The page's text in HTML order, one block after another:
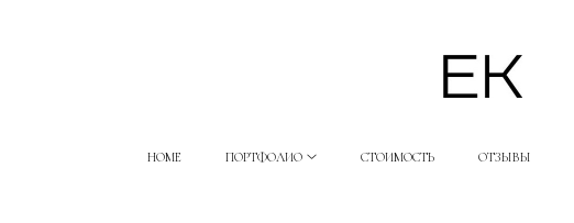
HOME ПОРТФОЛИО СТОИМОСТЬ ОТЗЫВЫ